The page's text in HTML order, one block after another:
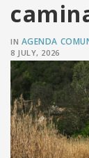
IN AGENDA
8 JULY, 2026